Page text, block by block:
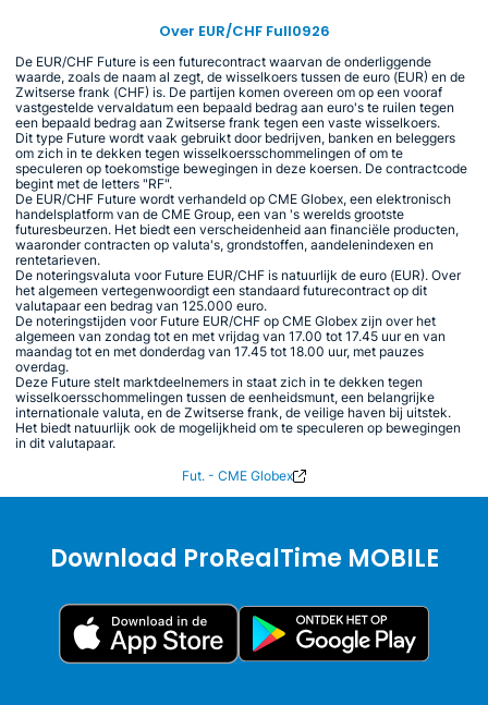
Over EUR/CHF Full0926
De EUR/CHF Future is een futurecontract waarvan de onderliggende
waarde, zoals de naam al zegt, de wisselkoers tussen de euro (EUR) en de
Zwitserse frank (CHF) is. De partijen komen overeen om op een vooraf
vastgestelde vervaldatum een bepaald bedrag aan euro's te ruilen tegen
een bepaald bedrag aan Zwitserse frank tegen een vaste wisselkoers.
Dit type Future wordt vaak gebruikt door bedrijven, banken en beleggers
om zich in te dekken tegen wisselkoersschommelingen of om te
speculeren op toekomstige bewegingen in deze koersen. De contractcode
begint met de letters "RF".
De EUR/CHF Future wordt verhandeld op CME Globex, een elektronisch
handelsplatform van de CME Group, een van 's werelds grootste
futuresbeurzen. Het biedt een verscheidenheid aan financiële producten,
waaronder contracten op valuta's, grondstoffen, aandelenindexen en
rentetarieven.
De noteringsvaluta voor Future EUR/CHF is natuurlijk de euro (EUR). Over
het algemeen vertegenwoordigt een standaard futurecontract op dit
valutapaar een bedrag van 125.000 euro.
De noteringstijden voor Future EUR/CHF op CME Globex zijn over het
algemeen van zondag tot en met vrijdag van 17.00 tot 17.45 uur en van
maandag tot en met donderdag van 17.45 tot 18.00 uur, met pauzes
overdag.
Deze Future stelt marktdeelnemers in staat zich in te dekken tegen
wisselkoersschommelingen tussen de eenheidsmunt, een belangrijke
internationale valuta, en de Zwitserse frank, de veilige haven bij uitstek.
Het biedt natuurlijk ook de mogelijkheid om te speculeren op bewegingen
in dit valutapaar.
Fut. - CME Globex
Download ProRealTime MOBILE